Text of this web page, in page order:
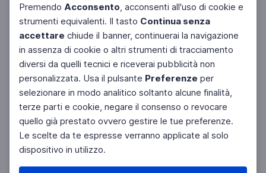
Premendo Acconsento, acconsenti all'uso di cookie e
strumenti equivalenti. Il tasto Continua senza
accettare chiude il banner, continuerai la navigazione
in assenza di cookie o altri strumenti di tracciamento
diversi da quelli tecnici e riceverai pubblicità non
personalizzata. Usa il pulsante Preferenze per
selezionare in modo analitico soltanto alcune finalità,
terze parti e cookie, negare il consenso o revocare
quello già prestato ovvero gestire le tue preferenze.
Le scelte da te espresse verranno applicate al solo
dispositivo in utilizzo.
Facebook Twitter Instagram